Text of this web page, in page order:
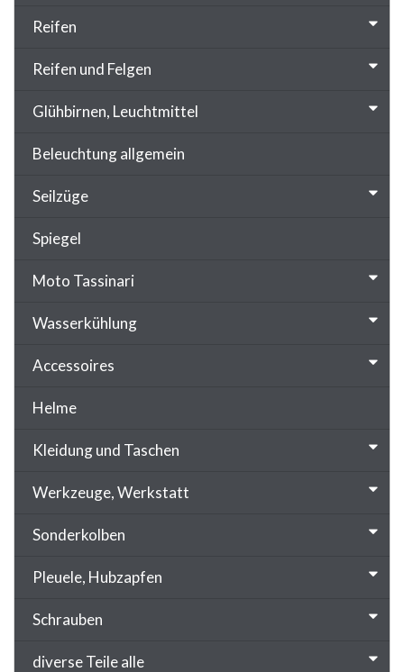
Reifen
Reifen und Felgen
Glühbirnen, Leuchtmittel
Beleuchtung allgemein
Seilzüge
Spiegel
Moto Tassinari
Wasserkühlung
Accessoires
Helme
Kleidung und Taschen
Werkzeuge, Werkstatt
Sonderkolben
Pleuele, Hubzapfen
Schrauben
diverse Teile alle